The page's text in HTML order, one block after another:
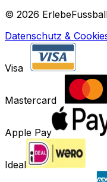
© 2026
Datenschutz &
Visa
Mastercard
Apple Pay
Ideal